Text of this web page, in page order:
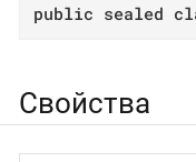
public sealed
Свойства